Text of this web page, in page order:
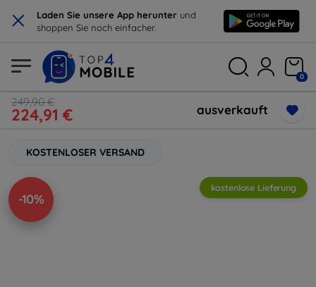
× Laden Sie unsere App herunter und
shoppen Sie noch einfacher.
0
249,90 €
224,91 € ausverkauft
KOSTENLOSER VERSAND
-10%
kostenlose Lieferung